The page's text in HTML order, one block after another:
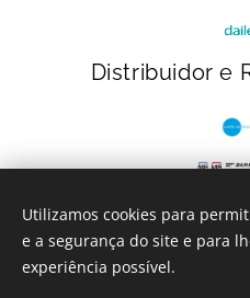
Distribuidor e
INcontinentes-
Utilizamos cookies para
e a segurança do site e para
experiência possível.